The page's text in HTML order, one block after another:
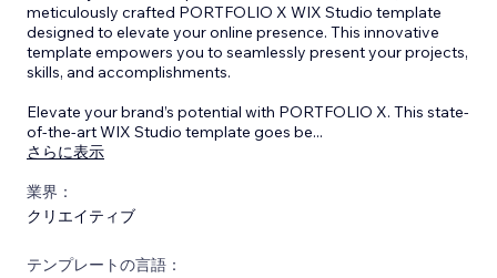
meticulously crafted PORTFOLIO X WIX Studio template
designed to elevate your online presence. This innovative
template empowers you to seamlessly present your projects,
skills, and accomplishments.
Elevate your brand’s potential with PORTFOLIO X. This state-
of-the-art WIX Studio template goes be...
さらに表示
業界：
クリエイティブ
テンプレートの言語：